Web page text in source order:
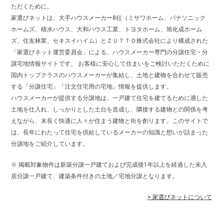
ただくために。
家選びネットは、大手ハウスメーカー8社（ミサワホーム、パナソニック
ホームズ、積水ハウス、大和ハウス工業、トヨタホーム、旭化成ホーム
ズ、住友林業、セキスイハイム）とＺＵＴＴＯ株式会社により構成された
「家選びネット運営委員会」による、ハウスメーカー専門の分譲住宅・分
譲宅地情報サイトです。 お客様に安心して住まいをご検討いただくために
国内トップクラスのハウスメーカーが集結し、土地と建物を合わせて販売
する「分譲住宅」「注文住宅用の宅地」情報を提供します。
ハウスメーカーが提供する分譲地は、一戸建て住宅を建てるために適した
土地を仕入れ、しっかりとした土台を造成し、隣接する建物との関係を考
えながら、末長く快適に人々が住まう建物と街を創ります。このサイトで
は、長年にわたって住宅を供給しているメーカーの知識と想いが詰まった
分譲地をご紹介しています。
※ 掲載対象物件は新築分譲一戸建ておよび完成後1年以上を経過した未入
居分譲一戸建て、建築条件付きの土地／宅地分譲となります。
> 家選びネットについて